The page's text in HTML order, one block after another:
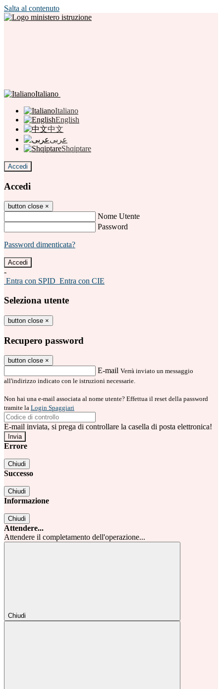
Salta al contenuto
Italiano
Italiano
English
中文
عربى
Shqiptare
Accedi
Accedi
button close ×
Nome Utente
Password
Password dimenticata?
-
Entra con SPID Entra con CIE
Seleziona utente
button close ×
Recupero password
button close ×
E-mail Verrà inviato un messaggio
all'indirizzo indicato con le istruzioni necessarie.
Non hai una e-mail associata al nome utente? Effettua il reset della password
tramite la Login Spaggiari
E-mail inviata, si prega di controllare la casella di posta elettronica!
Errore
Chiudi
Successo
Chiudi
Informazione
Chiudi
Attendere...
Attendere il completamento dell'operazione...
Chiudi